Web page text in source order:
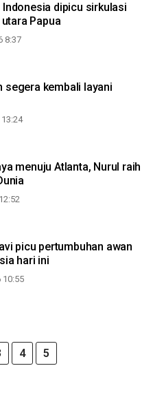
Indonesia dipicu sirkulasi
Papua
8:37
segera kembali layani
menuju Atlanta, Nurul raih
picu pertumbuhan awan
hari ini
10:55
4 5